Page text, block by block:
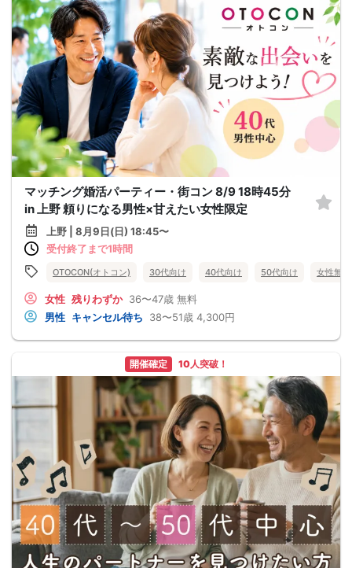
マッチング婚活パーティー・街コン 8/9 18時45分
in 上野 頼りになる男性×甘えたい女性限定
上野 | 8月9日(日) 18:45〜
受付終了まで1時間
OTOCON(オトコン) 30代向け 40代向け 50代向け 女性無料
女性 残りわずか 36〜47歳 無料
男性 キャンセル待ち 38〜51歳 4,300円
開催確定 10人突破！